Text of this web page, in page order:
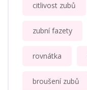
citlivost zubů
zubní fazety
rovnátka
broušení zubů